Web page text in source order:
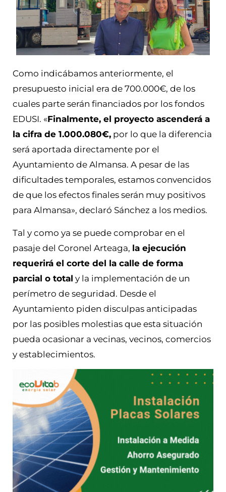
Como indicábamos anteriormente, el
presupuesto inicial era de 700.000€, de los
cuales parte serán financiados por los fondos
EDUSI. «Finalmente, el proyecto ascenderá a
la cifra de 1.000.080€, por lo que la diferencia
será aportada directamente por el
Ayuntamiento de Almansa. A pesar de las
dificultades temporales, estamos convencidos
de que los efectos finales serán muy positivos
para Almansa», declaró Sánchez a los medios.
Tal y como ya se puede comprobar en el
pasaje del Coronel Arteaga, la ejecución
requerirá el corte del la calle de forma
parcial o total y la implementación de un
perímetro de seguridad. Desde el
Ayuntamiento piden disculpas anticipadas
por las posibles molestias que esta situación
pueda ocasionar a vecinas, vecinos, comercios
y establecimientos.